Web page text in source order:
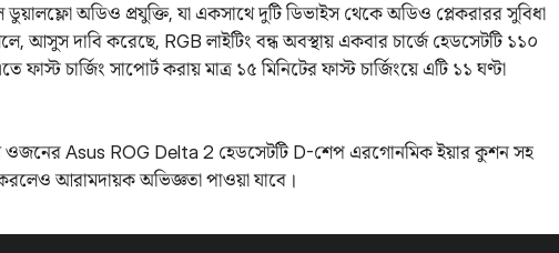
অডিও প্রযুক্তি, যা একসাথে দুটি ডিভাইস থেকে অডিও প্লেকরারর সুবিধা
আসুস দাবি করেছে, RGB লাইটিং বন্ধ অবস্থায় একবার চার্জে হেডসেটটি ১১০
ফাস্ট চার্জিং সাপোর্ট করায় মাত্র ১৫ মিনিটের ফাস্ট চার্জিংয়ে এটি ১১ ঘণ্টা
ওজনের Asus ROG Delta 2 হেডসেটটি D-শেপ এরগোনমিক ইয়ার কুশন সহ
আরামদায়ক অভিজ্ঞতা পাওয়া যাবে।